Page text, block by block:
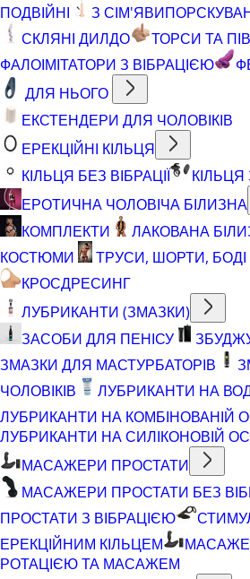
ПОДВІЙНІ
З
СКЛЯНІ ДИЛДО
ТОРСИ ТА
ФАЛОІМІТАТОРИ З ВІБРАЦІЄЮ
ДЛЯ НЬОГО
ЕКСТЕНДЕРИ ДЛЯ ЧОЛОВІКІВ
ЕРЕКЦІЙНІ КІЛЬЦЯ
КІЛЬЦЯ БЕЗ ВІБРАЦІЇ
КІЛЬЦЯ
ЕРОТИЧНА ЧОЛОВІЧА БІЛИЗНА
КОМПЛЕКТИ
ЛАКОВАНА
КОСТЮМИ
ТРУСИ, ШОРТИ, БОДІ
КРОСДРЕСИНГ
ЛУБРИКАНТИ (ЗМАЗКИ)
ЗАСОБИ ДЛЯ ПЕНІСУ
ЗМАЗКИ ДЛЯ МАСТУРБАТОРІВ
ЧОЛОВІКІВ
ЛУБРИКАНТИ НА
ЛУБРИКАНТИ НА КОМБІНОВАНІЙ
ЛУБРИКАНТИ НА СИЛІКОНОВІЙ
МАСАЖЕРИ ПРОСТАТИ
МАСАЖЕРИ ПРОСТАТИ БЕЗ
ПРОСТАТИ З ВІБРАЦІЄЮ
ЕРЕКЦІЙНИМ КІЛЬЦЕМ
РОТАЦІЄЮ ТА МАСАЖЕМ